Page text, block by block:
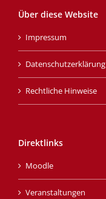
Über diese Website
Impressum
Datenschutzerklärung
Rechtliche Hinweise
Direktlinks
Moodle
Veranstaltungen